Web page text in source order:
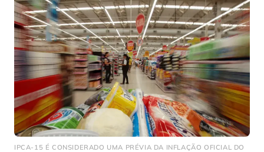
IPCA-15 É CONSIDERADO UMA PRÉVIA DA INFLAÇÃO OFICIAL DO